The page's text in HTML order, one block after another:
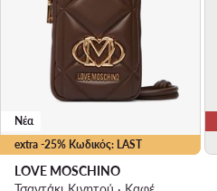
extra -25% Κωδικός: LAST
Νέα
LOVE MOSCHINO